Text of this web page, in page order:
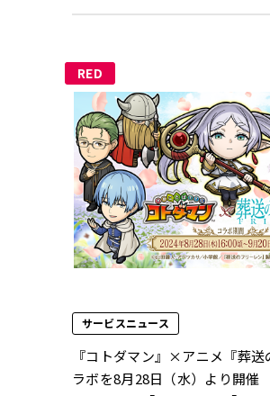
RED
サービスニュース
『コトダマン』×アニメ『葬
ラボを8月28日（水）より開